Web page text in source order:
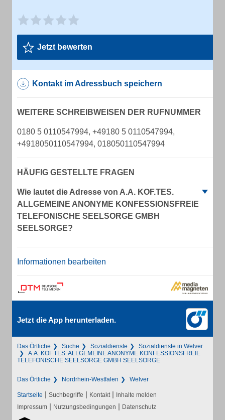
Jetzt bewerten
Kontakt im Adressbuch speichern
WEITERE SCHREIBWEISEN DER RUFNUMMER
0180 5 0110547994, +49180 5 0110547994,
+4918050110547994, 018050110547994
HÄUFIG GESTELLTE FRAGEN
Wie lautet die Adresse von A.A. KOF.TES.
ALLGEMEINE ANONYME KONFESSIONSFREIE
TELEFONISCHE SEELSORGE GMBH
SEELSORGE?
Informationen bearbeiten
Jetzt die App herunterladen.
Das Örtliche Suche Sozialdienste
Sozialdienste in Welver
A.A. KOF.TES. ALLGEMEINE ANONYME KONFESSIONSFREIE
TELEFONISCHE SEELSORGE GMBH SEELSORGE
Das Örtliche Nordrhein-Westfalen Welver
Startseite | Suchbegriffe | Kontakt | Inhalte melden
Impressum | Nutzungsbedingungen | Datenschutz